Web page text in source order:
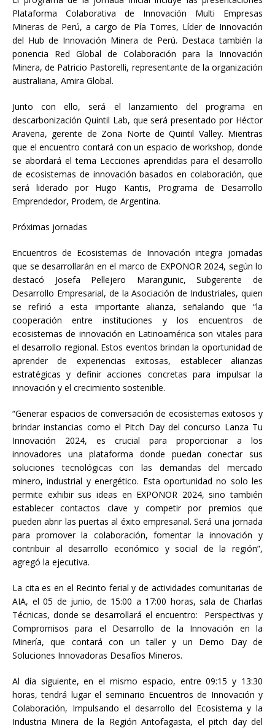
Plataforma Colaborativa de Innovación Multi Empresas
Mineras de Perú, a cargo de Pía Torres, Líder de Innovación
del Hub de Innovación Minera de Perú. Destaca también la
ponencia Red Global de Colaboración para la Innovación
Minera, de Patricio Pastorelli, representante de la organización
australiana, Amira Global.
Junto con ello, será el lanzamiento del programa en
descarbonización Quintil Lab, que será presentado por Héctor
Aravena, gerente de Zona Norte de Quintil Valley. Mientras
que el encuentro contará con un espacio de workshop, donde
se abordará el tema Lecciones aprendidas para el desarrollo
de ecosistemas de innovación basados en colaboración, que
será liderado por Hugo Kantis, Programa de Desarrollo
Emprendedor, Prodem, de Argentina.
Próximas jornadas
Encuentros de Ecosistemas de Innovación integra jornadas
que se desarrollarán en el marco de EXPONOR 2024, según lo
destacó Josefa Pellejero Marangunic, Subgerente de
Desarrollo Empresarial, de la Asociación de Industriales, quien
se refirió a esta importante alianza, señalando que “la
cooperación entre instituciones y los encuentros de
ecosistemas de innovación en Latinoamérica son vitales para
el desarrollo regional. Estos eventos brindan la oportunidad de
aprender de experiencias exitosas, establecer alianzas
estratégicas y definir acciones concretas para impulsar la
innovación y el crecimiento sostenible.
“Generar espacios de conversación de ecosistemas exitosos y
brindar instancias como el Pitch Day del concurso Lanza Tu
Innovación 2024, es crucial para proporcionar a los
innovadores una plataforma donde puedan conectar sus
soluciones tecnológicas con las demandas del mercado
minero, industrial y energético. Esta oportunidad no solo les
permite exhibir sus ideas en EXPONOR 2024, sino también
establecer contactos clave y competir por premios que
pueden abrir las puertas al éxito empresarial. Será una jornada
para promover la colaboración, fomentar la innovación y
contribuir al desarrollo económico y social de la región”,
agregó la ejecutiva.
La cita es en el Recinto ferial y de actividades comunitarias de
AIA, el 05 de junio, de 15:00 a 17:00 horas, sala de Charlas
Técnicas, donde se desarrollará el encuentro: Perspectivas y
Compromisos para el Desarrollo de la Innovación en la
Minería, que contará con un taller y un Demo Day de
Soluciones Innovadoras Desafíos Mineros.
Al día siguiente, en el mismo espacio, entre 09:15 y 13:30
horas, tendrá lugar el seminario Encuentros de Innovación y
Colaboración, Impulsando el desarrollo del Ecosistema y la
Industria Minera de la Región Antofagasta, el pitch day del